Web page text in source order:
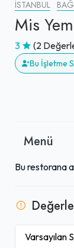
İSTANBUL
Mis
3 (2
Bu İşletme
Menü
Bu restorana